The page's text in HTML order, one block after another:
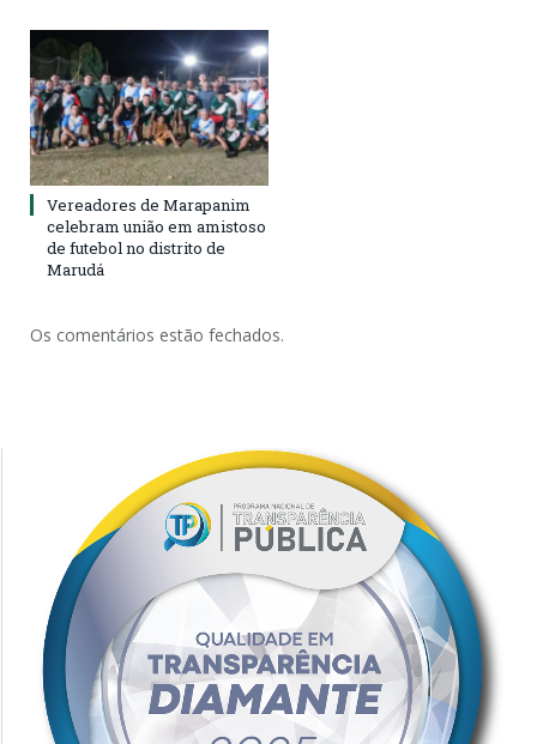
Vereadores de Marapanim
celebram união em amistoso
de futebol no distrito de
Marudá
Os comentários estão fechados.